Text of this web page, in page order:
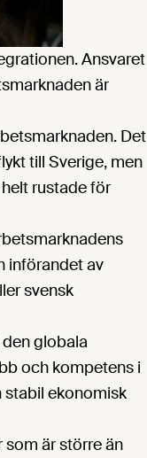
Ansvaret
är
Det
till Sverige, men
rustade för
införandet av
svensk
globala
och kompetens i
stabil ekonomisk
är större än